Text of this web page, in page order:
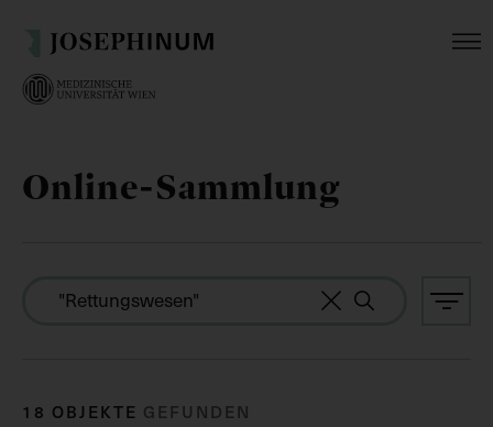
Online-Sammlung
18 OBJEKTE GEFUNDEN